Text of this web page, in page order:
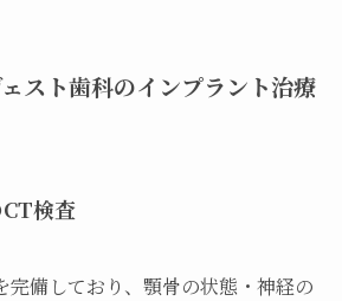
スト歯科のインプラント治療
検査
完備しており、顎骨の状態・神経の